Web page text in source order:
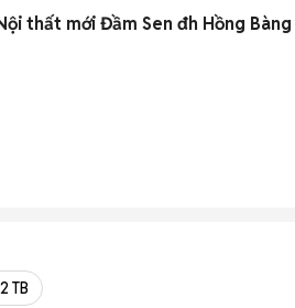
thất mới Đầm Sen đh Hồng Bàng
TB